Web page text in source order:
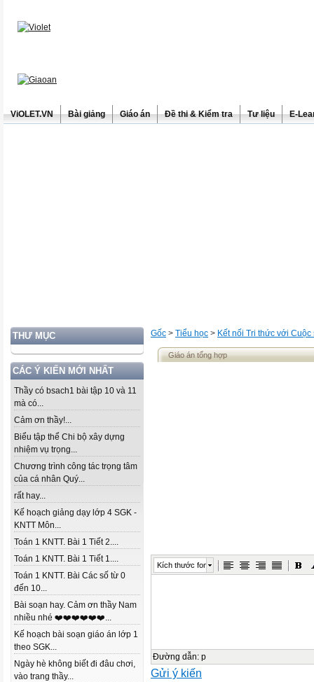
ViOLET.VN Bài giảng Giáo án Đề thi & Kiểm tra Tư liệu E-
THƯ MỤC
CÁC Ý KIẾN MỚI NHẤT
Thầy có bsach1 bài tập 10 và 11
mà có...
Cảm ơn thầy!...
Biểu tập thể Chi bộ xây dựng
nhiệm vụ trọng...
Chương trình công tác trọng tâm
của cá nhân Quý...
rất hay...
Kế hoạch giảng dạy lớp 4 SGK -
KNTT Môn...
Toán 1 KNTT. Bài 1 Tiết 2....
Toán 1 KNTT. Bài 1 Tiết 1....
Toán 1 KNTT. Bài Các số từ 0
đến 10...
Bài soạn hay. Cảm ơn thầy Nam
nhiều nhé ❤️❤️❤️❤️❤️❤️...
Kế hoạch bài soạn giáo án lớp 1
theo SGK...
Ngày hè không biết đi đâu chơi,
vào trang thầy...
Gốc > Tiểu học > Kết nối Tri thức với Cuộc
Giáo án tổng hợp
Kích thước font
Đường dẫn: p
Gửi ý kiến